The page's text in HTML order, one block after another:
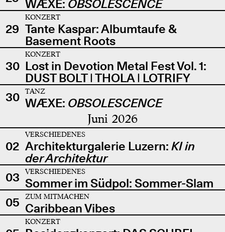
WÆXE: OBSOLESCENCE
29
KONZERT
Tante Kaspar: Albumtaufe &
Basement Roots
30
KONZERT
Lost in Devotion Metal Fest Vol. 1:
DUST BOLT | THOLA | LOTRIFY
30
TANZ
WÆXE: OBSOLESCENCE
Juni 2026
02
VERSCHIEDENES
Architekturgalerie Luzern: KI in
der Architektur
03
VERSCHIEDENES
Sommer im Südpol: Sommer-Slam
05
ZUM MITMACHEN
Caribbean Vibes
KONZERT